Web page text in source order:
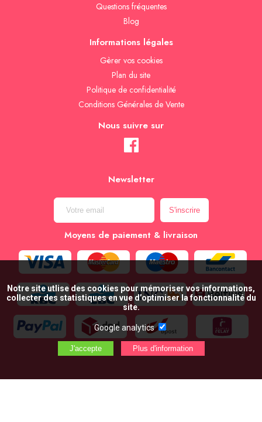
Questions fréquentes
Blog
Informations légales
Gèrer vos cookies
Plan du site
Politique de confidentialité
Conditions Générales de Vente
Nous suivre sur
Newsletter
Moyens de paiement & livraison
Notre site utlise des cookies pour mémoriser vos informations,
collecter des statistiques en vue d’optimiser la fonctionnalité du
site.
Google analytics